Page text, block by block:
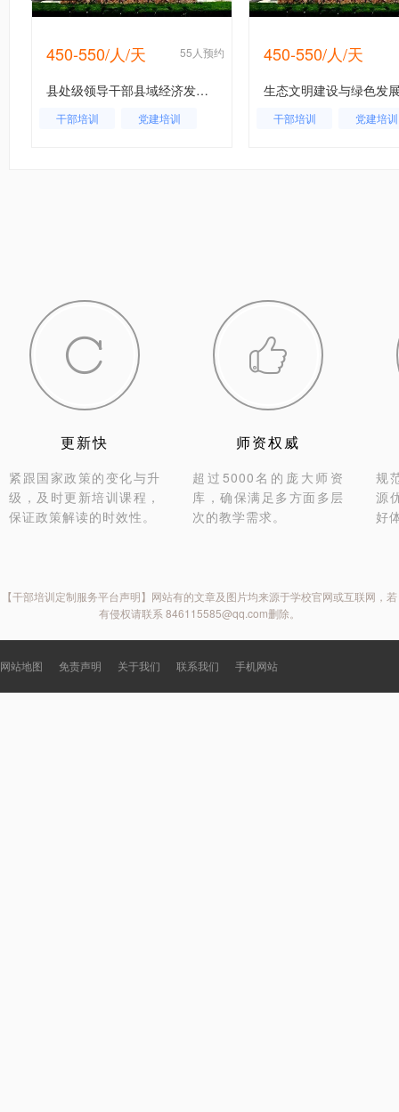
450-550/人/天 55人预约
县处级领导干部县域经济发展研究班方案
干部培训
党建培训
450-550/人/天
干部培训
党建培训

更新快
紧跟国家政策的变化与升
级，及时更新培训课程，
保证政策解读的时效性。

师资权威
超过5000名的庞大师资
库，确保满足多方面多层
次的教学需求。
规
源
好
【干部培训定制服务平台声明】网站有的文章及图片均来源于学校官网或互联网，若
有侵权请联系 846115585@qq.com删除。
网站地图 免责声明 关于我们 联系我们 手机网站